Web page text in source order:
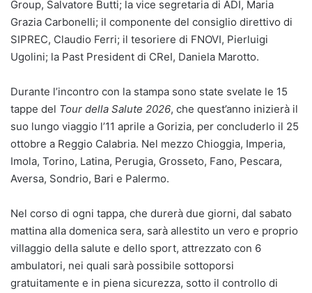
Group, Salvatore Butti; la vice segretaria di ADI, Maria
Grazia Carbonelli; il componente del consiglio direttivo di
SIPREC, Claudio Ferri; il tesoriere di FNOVI, Pierluigi
Ugolini; la Past President di CReI, Daniela Marotto.
Durante l’incontro con la stampa sono state svelate le 15
tappe del Tour della Salute 2026, che quest’anno inizierà il
suo lungo viaggio l’11 aprile a Gorizia, per concluderlo il 25
ottobre a Reggio Calabria. Nel mezzo Chioggia, Imperia,
Imola, Torino, Latina, Perugia, Grosseto, Fano, Pescara,
Aversa, Sondrio, Bari e Palermo.
Nel corso di ogni tappa, che durerà due giorni, dal sabato
mattina alla domenica sera, sarà allestito un vero e proprio
villaggio della salute e dello sport, attrezzato con 6
ambulatori, nei quali sarà possibile sottoporsi
gratuitamente e in piena sicurezza, sotto il controllo di